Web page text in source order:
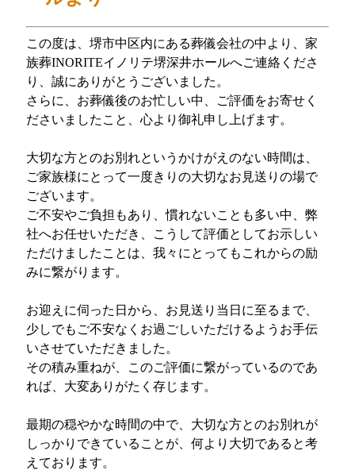
この度は、堺市中区内にある葬儀会社の中より、家
族葬INORITEイノリテ堺深井ホールへご連絡くださ
り、誠にありがとうございました。
さらに、お葬儀後のお忙しい中、ご評価をお寄せく
ださいましたこと、心より御礼申し上げます。
大切な方とのお別れというかけがえのない時間は、
ご家族様にとって一度きりの大切なお見送りの場で
ございます。
ご不安やご負担もあり、慣れないことも多い中、弊
社へお任せいただき、こうして評価としてお示しい
ただけましたことは、我々にとってもこれからの励
みに繋がります。
お迎えに伺った日から、お見送り当日に至るまで、
少しでもご不安なくお過ごしいただけるようお手伝
いさせていただきました。
その積み重ねが、このご評価に繋がっているのであ
れば、大変ありがたく存じます。
最期の穏やかな時間の中で、大切な方とのお別れが
しっかりできていることが、何より大切であると考
えております。